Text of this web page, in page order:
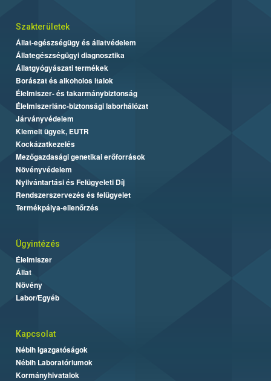
Szakterületek
Állat-egészségügy és állatvédelem
Állategészségügyi diagnosztika
Állatgyógyászati termékek
Borászat és alkoholos italok
Élelmiszer- és takarmánybiztonság
Élelmiszerlánc-biztonsági laborhálózat
Járványvédelem
Kiemelt ügyek, EUTR
Kockázatkezelés
Mezőgazdasági genetikai erőforrások
Növényvédelem
Nyilvántartási és Felügyeleti Díj
Rendszerszervezés és felügyelet
Termékpálya-ellenőrzés
Ügyintézés
Élelmiszer
Állat
Növény
Labor/Egyéb
Kapcsolat
Nébih Igazgatóságok
Nébih Laboratóriumok
Kormányhivatalok